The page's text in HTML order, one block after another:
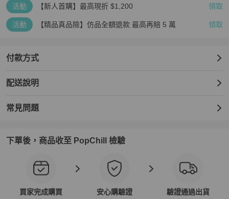
活動 【新人首購】最高現折 $1,200 領取
活動 【精品真品險】仿品全額退款 最高再賠 5 萬 領取
付款方式
配送說明
常見問題
下單後，商品收至 PopChill 檢驗
買家完成購買 安心購驗證 驗證通過出貨